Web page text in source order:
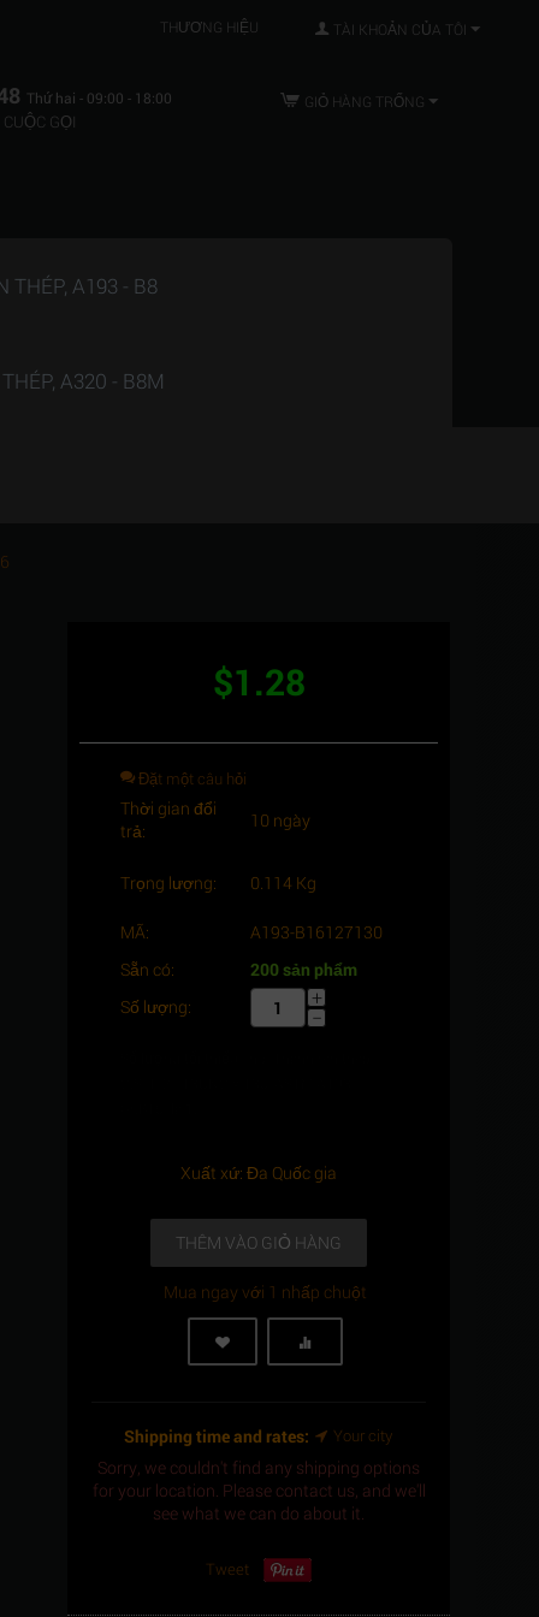
THƯƠNG HIỆU TÀI KHOẢN CỦA TÔI
Thứ hai - 09:00 - 18:00
GỌI
GIỎ HÀNG TRỐNG
THÉP, A193 - B8
A320 - B8M
$1.28
Đặt một câu hỏi
Thời gian đổi
trả:
10 ngày
Trọng lượng: 0.114 Kg
MÃ:
A193-B16127130
Sẵn có:
200 sản phẩm
Số lượng:
+
−
Xuất xứ: Đa Quốc gia
THÊM VÀO GIỎ HÀNG
Mua ngay với 1 nhấp chuột
Shipping time and rates: Your city
Sorry, we couldn't find any shipping options
for your location. Please contact us, and we'll
see what we can do about it.
Tweet